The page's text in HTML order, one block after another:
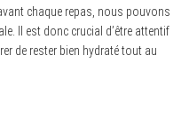
chaque repas, nous pouvons
Il est donc crucial d’être attentif
de rester bien hydraté tout au